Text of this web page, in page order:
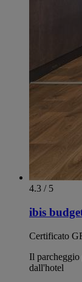
4.3 / 5
ibis
Certificato
Il parcheggio
dall'hotel